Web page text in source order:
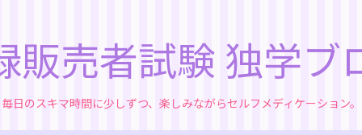
販売者試験 独学ブ
毎日のスキマ時間に少しずつ、楽しみながらセルフメディケーション。